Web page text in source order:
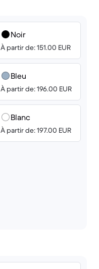
Noir
À partir de: 151.00 EUR
Bleu
À partir de: 196.00 EUR
Blanc
À partir de: 197.00 EUR